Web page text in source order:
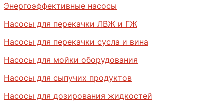
Энергоэффективные насосы
Насосы для перекачки ЛВЖ и ГЖ
Насосы для перекачки сусла и вина
Насосы для мойки оборудования
Насосы для сыпучих продуктов
Насосы для дозирования жидкостей